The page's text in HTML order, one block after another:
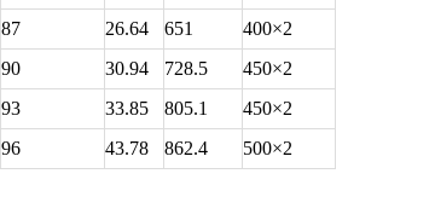
87 26.64 651
400×2
90 30.94 728.5
450×2
93 33.85 805.1
450×2
96 43.78 862.4
500×2